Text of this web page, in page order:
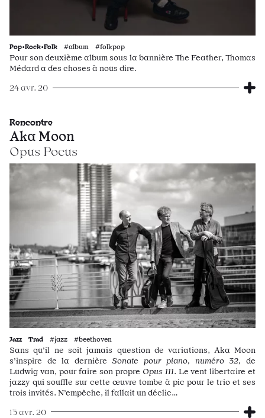
Pop•Rock•Folk #album #folkpop
Pour son deuxième album sous la bannière The Feather, Thomas
Médard a des choses à nous dire.
24 avr. 20
Rencontre
Aka Moon
Opus Pocus
Jazz Trad #jazz #beethoven
Sans qu’il ne soit jamais question de variations, Aka Moon
s’inspire de la dernièreSonate pour piano, numéro 32, de
Ludwig van, pour faire son propre Opus 111. Le vent libertaire et
jazzy qui souffle sur cette œuvre tombe à pic pour le trio et ses
trois invités. N’empêche, il fallait un déclic…
13 avr. 20